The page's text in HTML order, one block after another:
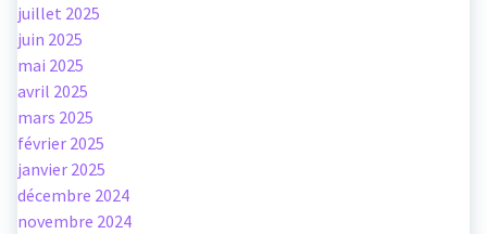
juillet 2025
juin 2025
mai 2025
avril 2025
mars 2025
février 2025
janvier 2025
décembre 2024
novembre 2024